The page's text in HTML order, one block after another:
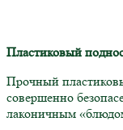
Пластиковый
Прочный
совершенно
лаконичным